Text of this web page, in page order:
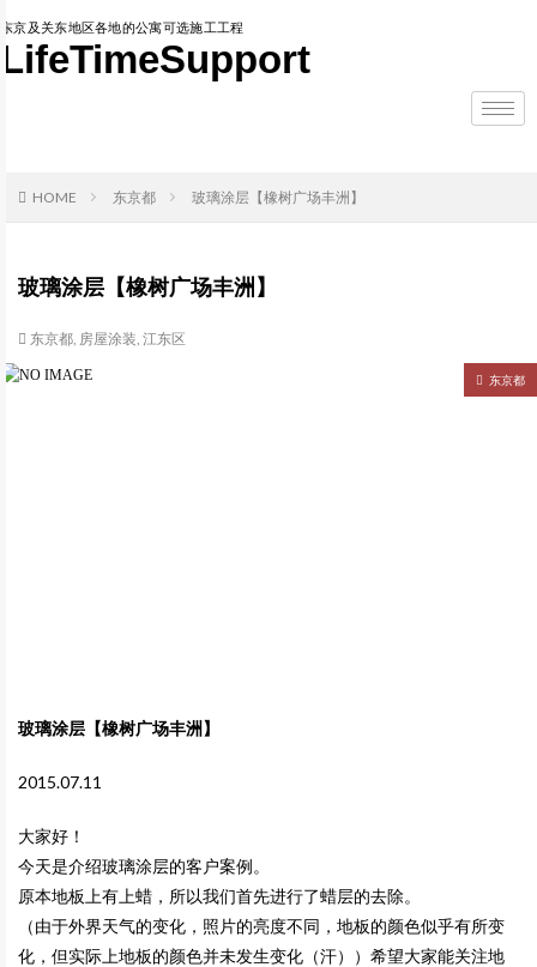
东京及关东地区各地的公寓可选施工工程
LifeTimeSupport
HOME 东京都 玻璃涂层【橡树广场丰洲】
玻璃涂层【橡树广场丰洲】
东京都, 房屋涂装, 江东区
东京都
玻璃涂层【橡树广场丰洲】
2015.07.11
大家好！
今天是介绍玻璃涂层的客户案例。
原本地板上有上蜡，所以我们首先进行了蜡层的去除。
（由于外界天气的变化，照片的亮度不同，地板的颜色似乎有所变
化，但实际上地板的颜色并未发生变化（汗））希望大家能关注地